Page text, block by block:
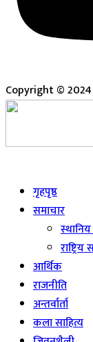
Copyright ©
गृहपृष्ठ
समाचार
आर्थिक
राजनीति
अन्तर्वार्ता
कला साहित्य